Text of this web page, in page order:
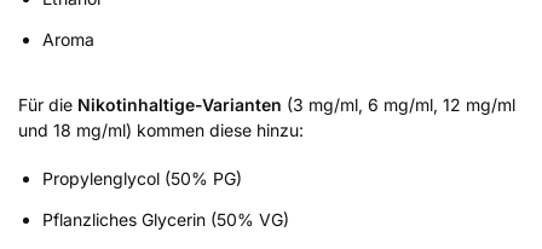
Aroma
Für die Nikotinhaltige-Varianten (3 mg/ml, 6 mg/ml, 12 mg/ml
und 18 mg/ml) kommen diese hinzu:
Propylenglycol (50% PG)
Pflanzliches Glycerin (50% VG)